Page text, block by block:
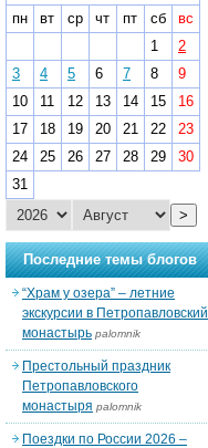
пн
вт ср чт пт сб
вс
1
2
3
4 5 6 7 8
9
10
11 12 13 14 15
16
17
18 19 20 21 22
23
24
25 26 27 28 29
30
31
>
Последние темы блогов
“Храм у озера” – летние
экскурсии в Петропавловский
монастырь palomnik
Престольный праздник
Петропавловского
монастыря palomnik
Поездки по России 2026 –